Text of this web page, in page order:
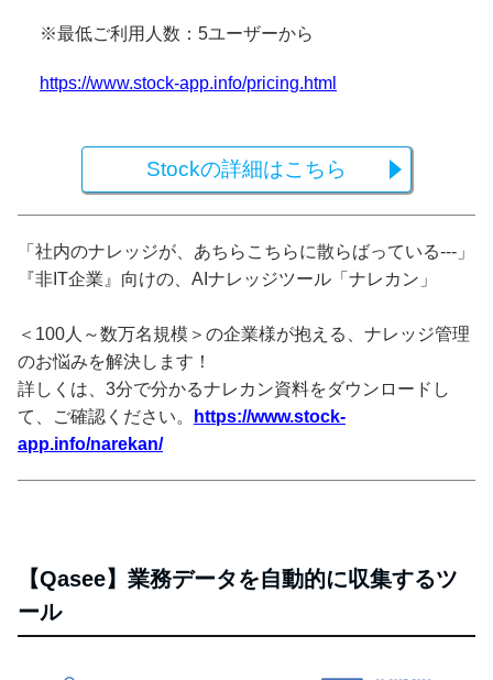
※最低ご利用人数：5ユーザーから
https://www.stock-app.info/pricing.html
Stockの詳細はこちら
「社内のナレッジが、あちらこちらに散らばっている---」
『非IT企業』向けの、AIナレッジツール「ナレカン」
＜100人～数万名規模＞の企業様が抱える、ナレッジ管理
のお悩みを解決します！
詳しくは、3分で分かるナレカン資料をダウンロードし
て、ご確認ください。
https://www.stock-
app.info/narekan/
【Qasee】業務データを自動的に収集するツ
ール